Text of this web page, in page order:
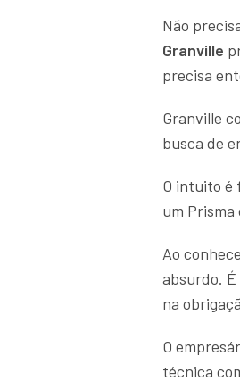
Não
Granville
precisa
Granville
busca de
O intuito é
um
Ao
absurdo.
na
O
técnica